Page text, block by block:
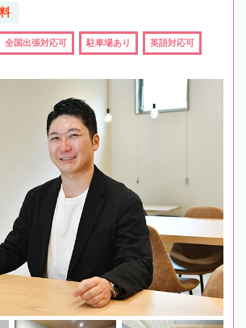
全国出張対応可 駐車場あり 英語対応可